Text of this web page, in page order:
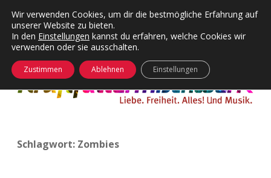
Kategorien
Menü
24 Hours Chilling
Die Wende
KFMW-Disco
KFMW-Disco
Dates
Contact
öffnen
Schlagwort: Zombies
Wir verwenden Cookies, um dir die bestmögliche Erfahrung auf
unserer Website zu bieten.
In den Einstellungen kannst du erfahren, welche Cookies wir
verwenden oder sie ausschalten.
Zustimmen Ablehnen Einstellungen